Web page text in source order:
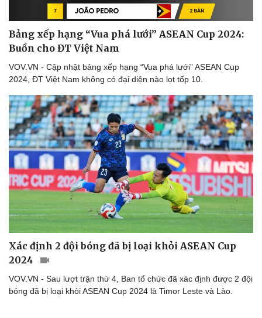
Lịch thi đấu bóng đá
Thế giới thể thao
eSports
Hậu trường
Xe máy
Tư vấn
Bảng xếp hạng “Vua phá lưới” ASEAN Cup 2024:
Buồn cho ĐT Việt Nam
VOV.VN - Cập nhật bảng xếp hạng “Vua phá lưới” ASEAN Cup
2024, ĐT Việt Nam không có đại diện nào lọt tốp 10.
Xác định 2 đội bóng đã bị loại khỏi ASEAN Cup
2024
VOV.VN - Sau lượt trận thứ 4, Ban tổ chức đã xác định được 2 đội
bóng đã bị loại khỏi ASEAN Cup 2024 là Timor Leste và Lào.